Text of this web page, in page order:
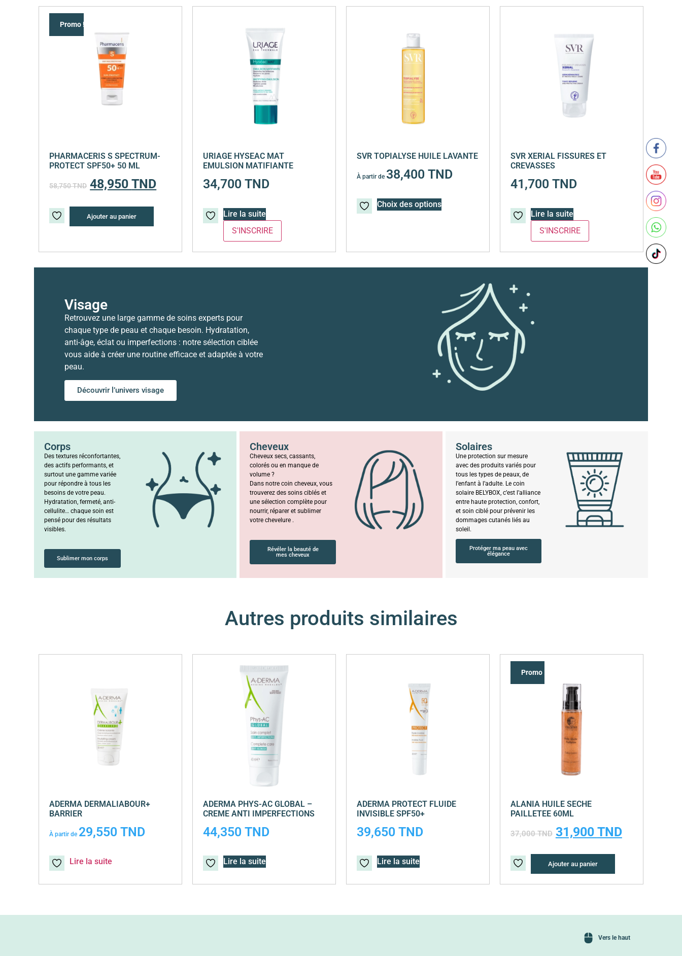
SVR XERIAL FISSURES ET
CREVASSES
41,700 TND
Lire la suite
SVR TOPIALYSE HUILE LAVANTE
À partir de 38,400 TND
Choix des options
URIAGE HYSEAC MAT
EMULSION MATIFIANTE
34,700TND
Lire la suite
Promo !
PHARMACERIS S SPECTRUM-
PROTECT SPF50+ 50 ML
58,750TND 48,950TND
Ajouter au panier
Visage
Retrouvez une large gamme de soins experts pour
chaque type de peau et chaque besoin. Hydratation,
anti-âge, éclat ou imperfections : notre sélection ciblée
vous aide à créer une routine efficace et adaptée à votre
peau.
Découvrir l’univers visage
Corps
Des textures réconfortantes,
des actifs performants, et
surtout une gamme variée
pour répondre à tous les
besoins de votre peau.
Hydratation, fermeté, anti-
cellulite… chaque soin est
pensé pour des résultats
visibles.
Sublimer mon corps
Cheveux
Cheveux secs, cassants,
colorés ou en manque de
volume ?
Dans notre coin cheveux, vous
trouverez des soins ciblés et
une sélection complète pour
nourrir, réparer et sublimer
votre chevelure .
Révéler la beauté de
mes cheveux
Solaires
Une protection sur mesure
avec des produits variés pour
tous les types de peaux, de
l’enfant à l’adulte. Le coin
solaire BELYBOX, c’est l’alliance
entre haute protection, confort,
et soin ciblé pour prévenir les
dommages cutanés liés au
soleil.
Protéger ma peau avec
élégance
Autres produits similaires
Promo !
ALANIA HUILE SECHE
PAILLETEE 60ML
37,000TND 31,900 TND
Ajouter au panier
ADERMA PROTECT FLUIDE
INVISIBLE SPF50+
39,650 TND
Lire la suite
ADERMA PHYS-AC GLOBAL –
CREME ANTI IMPERFECTIONS
44,350TND
Lire la suite
ADERMA DERMALIABOUR+
BARRIER
À partir de 29,550TND
Lire la suite
Vers le haut